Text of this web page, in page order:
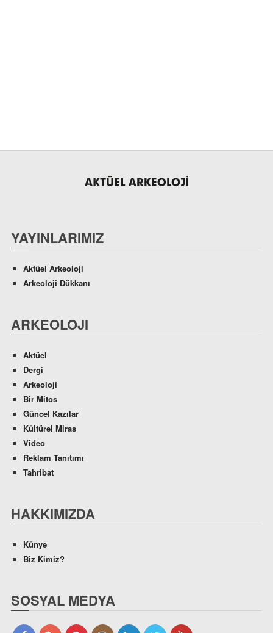
YAYINLARIMIZ
Aktüel Arkeoloji
Arkeoloji Dükkanı
ARKEOLOJI
Aktüel
Dergi
Arkeoloji
Bir Mitos
Güncel Kazılar
Kültürel Miras
Video
Reklam Tanıtımı
Tahribat
HAKKIMIZDA
Künye
Biz Kimiz?
SOSYAL MEDYA